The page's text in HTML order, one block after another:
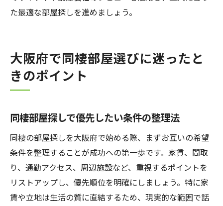
た最適な部屋探しを進めましょう。
大阪府で同棲部屋選びに迷ったと
きのポイント
同棲部屋探しで優先したい条件の整理法
同棲の部屋探しを大阪府で始める際、まずお互いの希望
条件を整理することが成功への第一歩です。家賃、間取
り、通勤アクセス、周辺施設など、重視するポイントを
リストアップし、優先順位を明確にしましょう。特に家
賃や立地は生活の質に直結するため、現実的な範囲で話